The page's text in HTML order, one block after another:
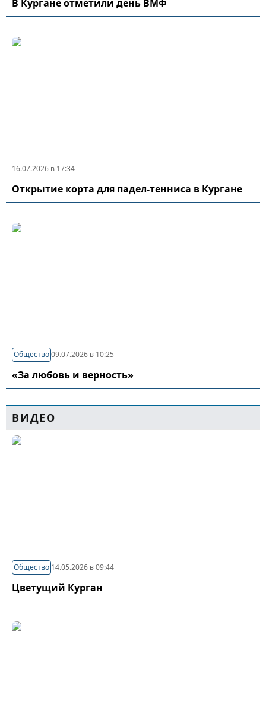
В Кургане отметили день ВМФ
16.07.2026 в 17:34
Открытие корта для падел-тенниса в Кургане
Общество09.07.2026 в 10:25
«За любовь и верность»
ВИДЕО
Общество 14.05.2026 в 09:44
Цветущий Курган